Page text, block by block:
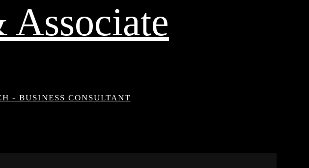
Associate
- BUSINESS CONSULTANT